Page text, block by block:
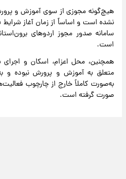
هیچ‌گونه مجوزی از سوی آموزش و
سامانه صدور مجوز اردوهای
است.
همچنین، محل اعزام، اسکان و اجرای
متعلق به آموزش و پرورش نبوده و
به‌صورت کاملاً خارج از چارچوب
صورت گرفته است.